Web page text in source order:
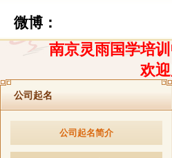
微博：
南京灵雨国学培
欢
公司起名
公司起名简介